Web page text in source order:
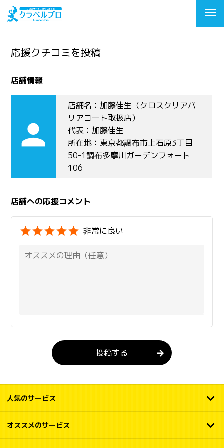
応援クチコミを投稿
店舗情報
person
店舗名：加藤佳生（クロスクリアバ
リアコート取扱店）
代表：加藤佳生
所在地：東京都調布市上石原3丁目
50-1調布多摩川ガーデンフォート
106
店舗への応援コメント
非常に良い
投稿する
人気のサービス
オススメのサービス